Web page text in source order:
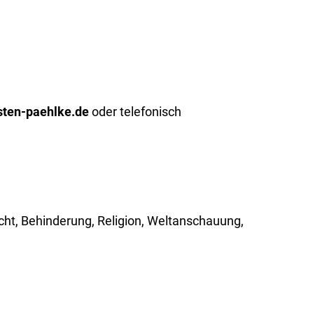
paehlke.deoder telefonisch
Behinderung, Religion, Weltanschauung,